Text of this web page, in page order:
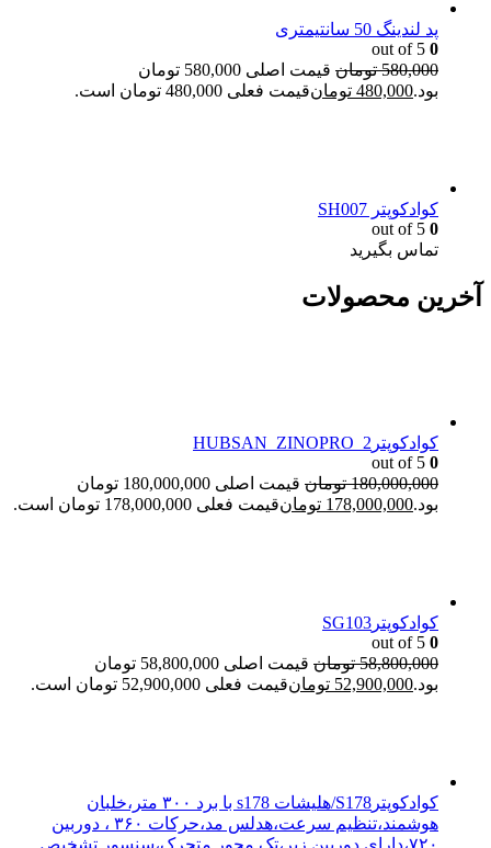
پد لندینگ 50 سانتیمتری
0
580,000 تومان
قیمت اصلی 580,000 تومان
بود.480,000 تومانقیمت فعلی 480,000 تومان است.
کوادکوپتر SH007
0
تماس بگیرید
آخرین محصولات
کوادکوپترHUBSAN_ZINOPRO_2
0
180,000,000 تومان
قیمت اصلی 180,000,000 تومان
بود.178,000,000 تومانقیمت فعلی 178,000,000 تومان است.
کوادکوپترSG103
0
58,800,000 تومان
قیمت اصلی 58,800,000 تومان
بود.52,900,000 تومانقیمت فعلی 52,900,000 تومان است.
کوادکوپترS178/هلیشات s178 با برد ۳۰۰ متر،خلبان
هوشمند،تنظیم سرعت،هدلس مد،حرکات ۳۶۰ ، دوربین
۷۲۰،دارای دوربین زیر،تک محور متحرک،سنسور تشخیص